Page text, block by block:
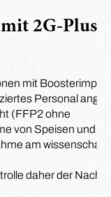
mit 2G-Plus-
mit
Personal
(FFP2 ohne
von Speisen und
am
daher der